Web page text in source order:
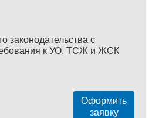
законодательства с
к УО, ТСЖ и ЖСК
Оформить
заявку